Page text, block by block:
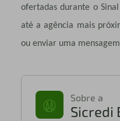
ofertadas durante o
até a agência mais
ou enviar uma
Sobre a
Sicredi